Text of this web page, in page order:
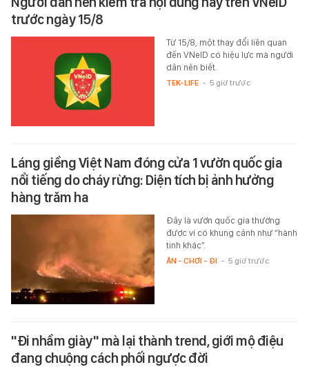
trước ngày 15/8
Từ 15/8, một thay đổi liên quan
đến VNeID có hiệu lực mà người
dân nên biết.
TEK-LIFE - 5 giờ trước
Láng giềng Việt Nam đóng cửa 1 vườn quốc gia
nổi tiếng do cháy rừng: Diện tích bị ảnh hưởng
hàng trăm ha
Đây là vườn quốc gia thường
được ví có khung cảnh như “hành
tinh khác”.
ĂN - CHƠI - ĐI - 5 giờ trước
"Đi nhầm giày" mà lại thành trend, giới mộ điệu
đang chuộng cách phối ngược đời